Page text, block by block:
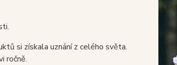
si získala uznání z celého světa.
ročně.